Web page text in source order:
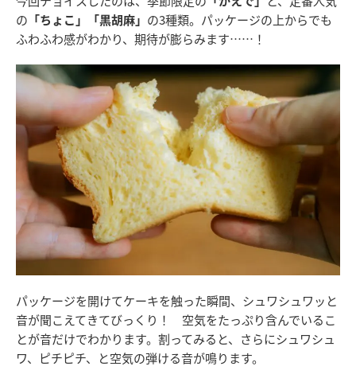
の 「ちょこ」「黒胡麻」 の3種類。パッケージの上からでも
ふわふわ感がわかり、期待が膨らみます……！
パッケージを開けてケーキを触った瞬間、シュワシュワッと
音が聞こえてきてびっくり！ 空気をたっぷり含んでいるこ
とが音だけでわかります。割ってみると、さらにシュワシュ
ワ、ピチピチ、と空気の弾ける音が鳴ります。